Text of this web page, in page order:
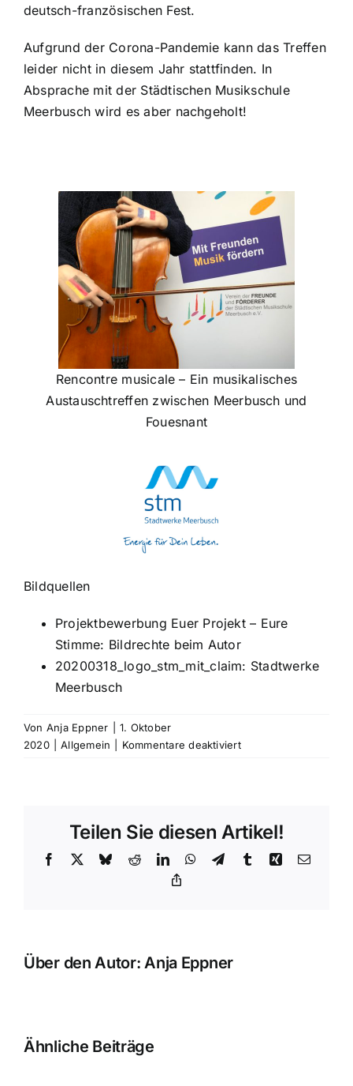
deutsch-französischen Fest.
Aufgrund der Corona-Pandemie kann das Treffen
leider nicht in diesem Jahr stattfinden. In
Absprache mit der Städtischen Musikschule
Meerbusch wird es aber nachgeholt!
Rencontre musicale – Ein musikalisches
Austauschtreffen zwischen Meerbusch und
Fouesnant
Bildquellen
Projektbewerbung Euer Projekt – Eure
Stimme: Bildrechte beim Autor
20200318_logo_stm_mit_claim: Stadtwerke
Meerbusch
Von Anja Eppner
1. Oktober
2020
Allgemein Kommentare deaktiviertfür
Teilen Sie diesen Artikel!
Facebook BlueskyRedditLinkedInWhatsApp
TelegramTumblrXing E-
Über den Autor:Anja Eppner
Ähnliche Beiträge